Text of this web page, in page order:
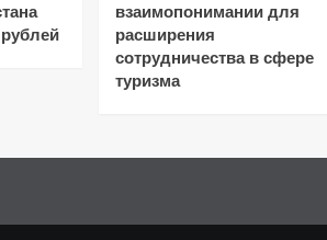
взаимопонимании для
расширения
сотрудничества в сфере
туризма